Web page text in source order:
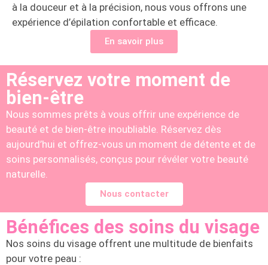
à la douceur et à la précision, nous vous offrons une
expérience d’épilation confortable et efficace.
En savoir plus
Réservez votre moment de
bien-être
Nous sommes prêts à vous offrir une expérience de
beauté et de bien-être inoubliable. Réservez dès
aujourd’hui et offrez-vous un moment de détente et de
soins personnalisés, conçus pour révéler votre beauté
naturelle.
Nous contacter
Bénéfices des soins du visage
Nos soins du visage offrent une multitude de bienfaits
pour votre peau :